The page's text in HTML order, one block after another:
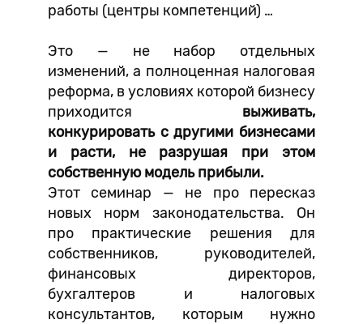
работы (центры компетенций) …
Это — не набор отдельных
изменений, а полноценная налоговая
реформа, в условиях которой бизнесу
приходится выживать,
конкурировать с другими бизнесами
и расти, не разрушая при этом
собственную модель прибыли.
Этот семинар — не про пересказ
новых норм законодательства. Он
про практические решения для
собственников, руководителей,
финансовых директоров,
бухгалтеров и налоговых
консультантов, которым нужно